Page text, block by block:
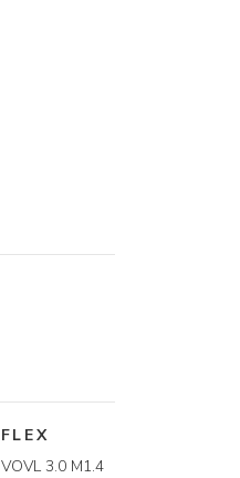
FLEX
VOVL 3.0 M1.4